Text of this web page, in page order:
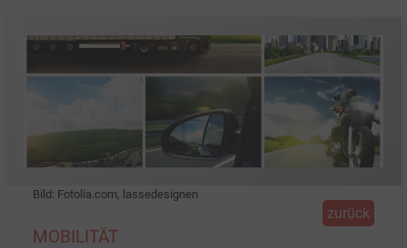
Bild: Fotolia.com, lassedesignen
zurück
MOBILITÄT